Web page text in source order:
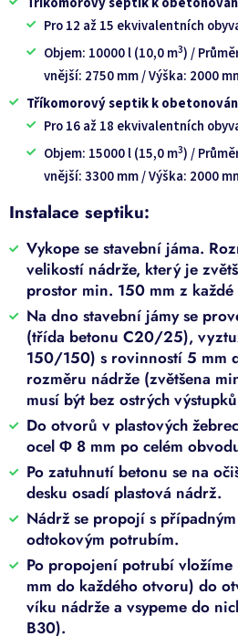
Pro 12 až 15 ekvivalentních
Objem: 10000 l (10,0 m3) /
vnější: 2750 mm /Výška: 2000
Tříkomorový septik k
Pro 16 až 18 ekvivalentních
Objem: 15000 l (15,0 m3) /
vnější: 3300 mm /Výška: 2000
Instalace septiku:
Vykope se stavební jáma.
velikostí nádrže, který je
prostor min. 150 mm z každé
Na dno stavební jámy se
(třída betonu C20/25),
150/150) s rovinností 5 mm
rozměru nádrže (zvětšena
musí být bez ostrých
Do otvorů v plastových
ocel Φ 8 mm po celém
Po zatuhnutí betonu se na
desku osadí plastová nádrž.
Nádrž se propojí s
odtokovým potrubím.
Po propojení potrubí
mm do každého otvoru) do
víku nádrže a vsypeme do
B30).